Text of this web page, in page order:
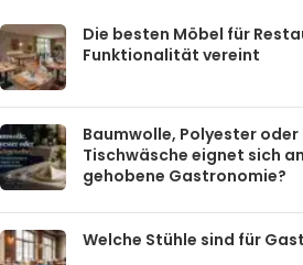
Die besten Möbel für
Funktionalität vereint
Baumwolle, Polyester
Tischwäsche eignet sich
gehobene Gastronomie?
Welche Stühle sind für